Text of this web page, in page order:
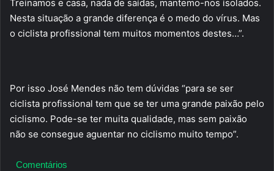
Treinamos e casa, nada de saídas, mantemo-nos isolados.
Nesta situação a grande diferença é o medo do vírus. Mas
o ciclista profissional tem muitos momentos destes…”.
Por isso José Mendes não tem dúvidas “para se ser
ciclista profissional tem que se ter uma grande paixão pelo
ciclismo. Pode-se ter muita qualidade, mas sem paixão
não se consegue aguentar no ciclismo muito tempo”.
Comentários